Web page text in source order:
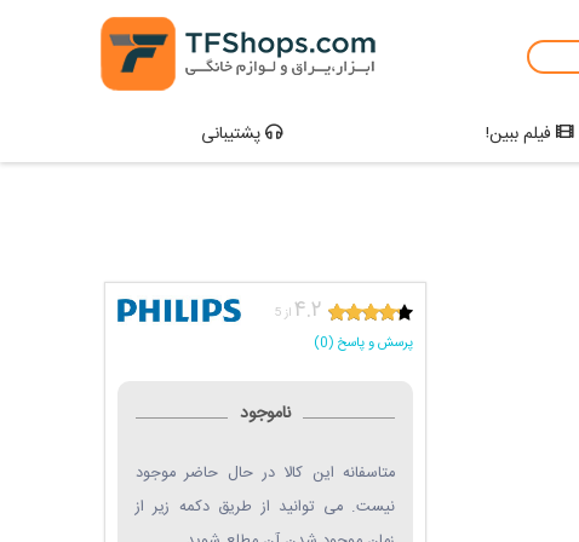
فیلم ببین! پشتیبانی
۴.۲ از 5
پرسش و پاسخ (0)
ناموجود
متاسفانه این کالا در حال حاضر موجود
نیست. می توانید از طریق دکمه زیر از